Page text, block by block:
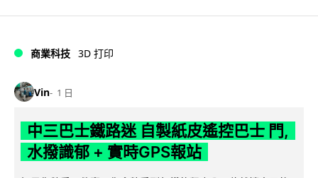
商業科技 3D 打印
Vin 1 日
中三巴士鐵路迷 自製紙皮遙控巴士 門,
水撥識郁 + 實時GPS報站